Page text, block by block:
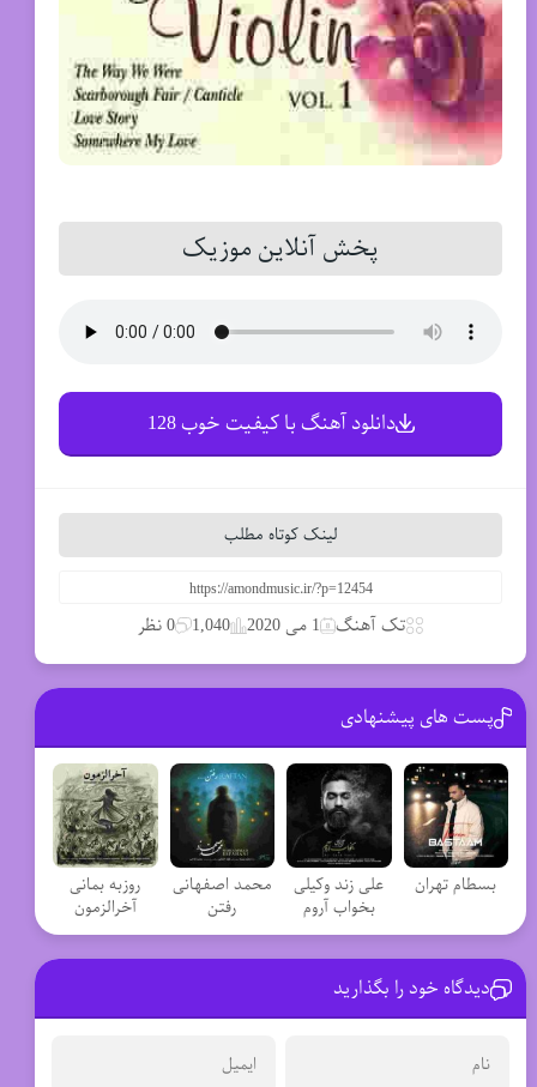
پخش آنلاین موزیک
دانلود آهنگ با کیفیت خوب 128
لینک کوتاه مطلب
تک آهنگ 1 می 2020 1,040 0 نظر
پست های پیشنهادی
بسطام تهران
علی زند وکیلی
بخواب آروم
محمد اصفهانی
رفتن
روزبه بمانی
آخرالزمون
دیدگاه خود را بگذارید